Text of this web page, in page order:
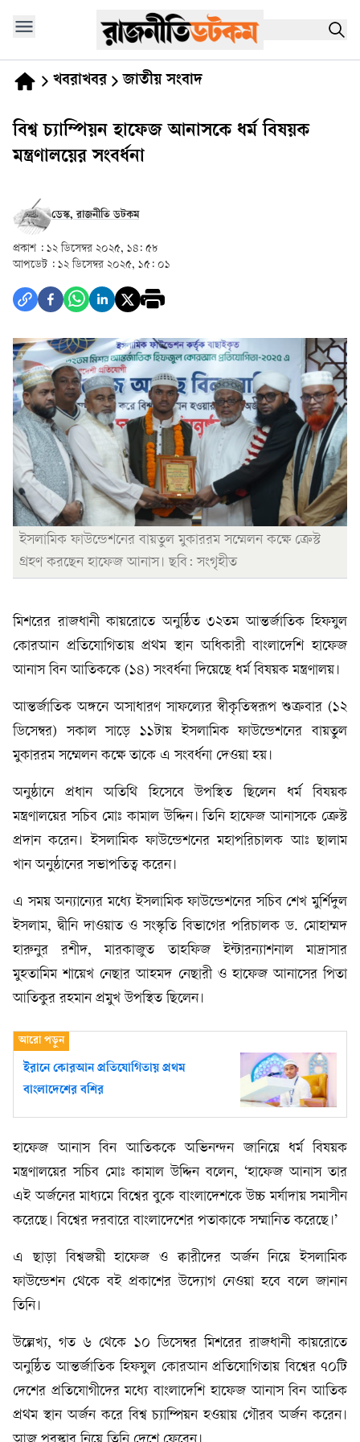
খবরাখবর জাতীয় সংবাদ
বিশ্ব চ্যাম্পিয়ন হাফেজ আনাসকে ধর্ম বিষয়ক
মন্ত্রণালয়ের সংবর্ধনা
ডেস্ক, রাজনীতি ডটকম
প্রকাশ : ১২ ডিসেম্বর ২০২৫, ১৪: ৫৮
আপডেট : ১২ ডিসেম্বর ২০২৫, ১৫: ০১
ইসলামিক ফাউন্ডেশনের বায়তুল মুকাররম সম্মেলন কক্ষে ক্রেস্ট
গ্রহণ করছেন হাফেজ আনাস। ছবি: সংগৃহীত
মিশরের রাজধানী কায়রোতে অনুষ্ঠিত ৩২তম আন্তর্জাতিক হিফযুল
কোরআন প্রতিযোগিতায় প্রথম স্থান অধিকারী বাংলাদেশি হাফেজ
আনাস বিন আতিককে (১৪) সংবর্ধনা দিয়েছে ধর্ম বিষয়ক মন্ত্রণালয়।
আন্তর্জাতিক অঙ্গনে অসাধারণ সাফল্যের স্বীকৃতিস্বরূপ শুক্রবার (১২
ডিসেম্বর) সকাল সাড়ে ১১টায় ইসলামিক ফাউন্ডেশনের বায়তুল
মুকাররম সম্মেলন কক্ষে তাকে এ সংবর্ধনা দেওয়া হয়।
অনুষ্ঠানে প্রধান অতিথি হিসেবে উপস্থিত ছিলেন ধর্ম বিষয়ক
মন্ত্রণালয়ের সচিব মোঃ কামাল উদ্দিন। তিনি হাফেজ আনাসকে ক্রেস্ট
প্রদান করেন। ইসলামিক ফাউন্ডেশনের মহাপরিচালক আঃ ছালাম
খান অনুষ্ঠানের সভাপতিত্ব করেন।
এ সময় অন্যান্যের মধ্যে ইসলামিক ফাউন্ডেশনের সচিব শেখ মুর্শিদুল
ইসলাম, দ্বীনি দাওয়াত ও সংস্কৃতি বিভাগের পরিচালক ড. মোহাম্মদ
হারুনুর রশীদ, মারকাজুত তাহফিজ ইন্টারন্যাশনাল মাদ্রাসার
মুহতামিম শায়েখ নেছার আহমদ নেছারী ও হাফেজ আনাসের পিতা
আতিকুর রহমান প্রমুখ উপস্থিত ছিলেন।
ইরানে কোরআন প্রতিযোগিতায় প্রথম
বাংলাদেশের বশির
হাফেজ আনাস বিন আতিককে অভিনন্দন জানিয়ে ধর্ম বিষয়ক
মন্ত্রণালয়ের সচিব মোঃ কামাল উদ্দিন বলেন, ‘হাফেজ আনাস তার
এই অর্জনের মাধ্যমে বিশ্বের বুকে বাংলাদেশকে উচ্চ মর্যাদায় সমাসীন
করেছে। বিশ্বের দরবারে বাংলাদেশের পতাকাকে সম্মানিত করেছে।’
এ ছাড়া বিশ্বজয়ী হাফেজ ও ক্বারীদের অর্জন নিয়ে ইসলামিক
ফাউন্ডেশন থেকে বই প্রকাশের উদ্যোগ নেওয়া হবে বলে জানান
তিনি।
উল্লেখ্য, গত ৬ থেকে ১০ ডিসেম্বর মিশরের রাজধানী কায়রোতে
অনুষ্ঠিত আন্তর্জাতিক হিফযুল কোরআন প্রতিযোগিতায় বিশ্বের ৭০টি
দেশের প্রতিযোগীদের মধ্যে বাংলাদেশি হাফেজ আনাস বিন আতিক
প্রথম স্থান অর্জন করে বিশ্ব চ্যাম্পিয়ন হওয়ায় গৌরব অর্জন করেন।